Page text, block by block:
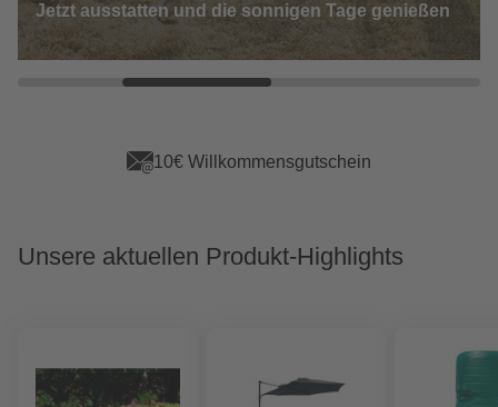
Jetzt ausstatten und die sonnigen Tage genießen
App Vorteile sichern
Unsere aktuellen Produkt-Highlights